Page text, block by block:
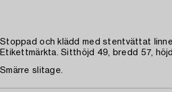
Stoppad och klädd med stentvättat
Etikettmärkta. Sitthöjd 49, bredd 57,
Smärre slitage.